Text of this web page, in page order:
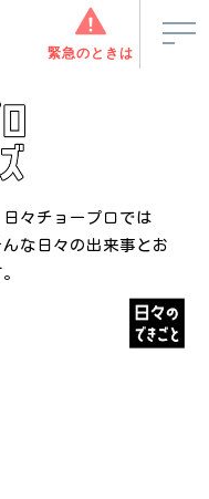
緊急のときは
日々チョープロでは
んな日々の出来事とお